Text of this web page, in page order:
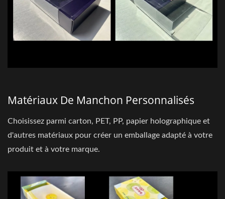
Matériaux De Manchon Personnalisés
Choisissez parmi carton, PET, PP, papier holographique et
d'autres matériaux pour créer un emballage adapté à votre
produit et à votre marque.